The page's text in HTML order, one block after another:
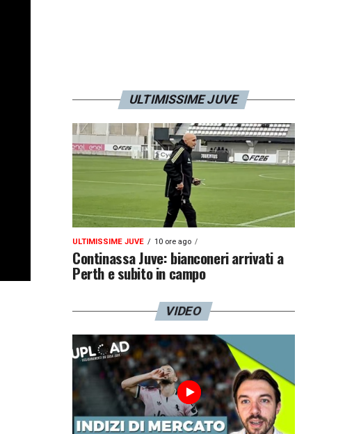
ULTIMISSIME JUVE
ULTIMISSIME JUVE 10 ore ago
Continassa Juve: bianconeri arrivati a
Perth e subito in campo
VIDEO